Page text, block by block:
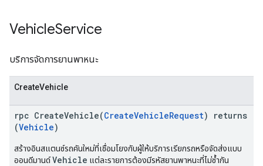
VehicleService
บริการจัดการยานพาหนะ
CreateVehicle
rpc CreateVehicle(CreateVehicleRequest) returns
(Vehicle)
สร้างอินสแตนซ์รถคันใหม่ที่เชื่อมโยงกับผู้ให้บริการเรียกรถหรือจัดส่งแบบ
ออนดีมานด์Vehicle แต่ละรายการต้องมีรหัสยานพาหนะที่ไม่ซ้ำกัน